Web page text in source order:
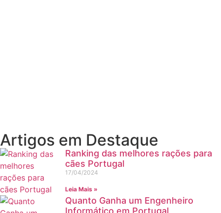
Artigos em Destaque
Ranking das melhores rações para
cães Portugal
17/04/2024
Leia Mais »
Quanto Ganha um Engenheiro